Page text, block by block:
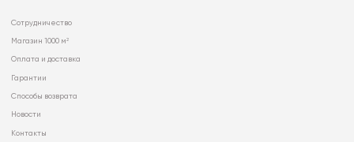
Сотрудничество
Магазин 1000 м²
Оплата и доставка
Гарантии
Способы возврата
Новости
Контакты